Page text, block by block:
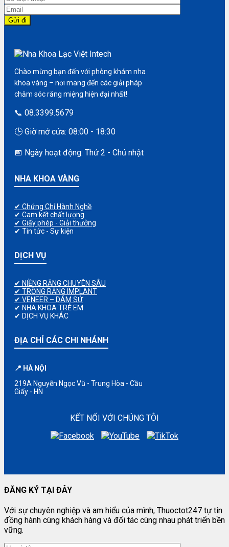
Chào mừng bạn đến với phòng khám nha
khoa vàng – nơi mang đến các giải pháp
chăm sóc răng miệng hiện đại nhất!
📞 08.3399.5679
🕒 Giờ mở cửa: 08:00 - 18:30
📅 Ngày hoạt động: Thứ 2 - Chủ nhật
NHA KHOA VÀNG
✔ Chứng Chỉ Hành Nghề
✔ Cam kết chất lượng
✔ Giấy phép - Giải thưởng
✔ Tin tức - Sự kiện
DỊCH VỤ
✔ NIỀNG RĂNG CHUYÊN SÂU
✔ TRỒNG RĂNG IMPLANT
✔ VENEER – DÁM SỨ
✔ NHA KHOA TRẺ EM
✔ DỊCH VỤ KHÁC
ĐỊA CHỈ CÁC CHI NHÁNH
📍 HÀ NỘI
219A Nguyễn Ngọc Vũ - Trung Hòa - Cầu
Giấy - HN
KẾT NỐI VỚI CHÚNG TÔI
ĐĂNG KÝ TẠI ĐÂY
Với sự chuyên nghiệp và am hiểu của mình, Thuoctot247 tự tin
đồng hành cùng khách hàng và đối tác cùng nhau phát triển bền
vững.